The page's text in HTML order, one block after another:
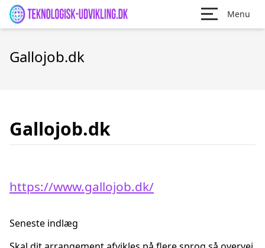
Menu
Gallojob.dk
Gallojob.dk
https://www.gallojob.dk/
Seneste indlæg